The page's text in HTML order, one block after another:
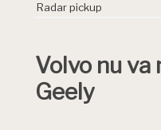
Radar pickup
Volvo nu va
Geely